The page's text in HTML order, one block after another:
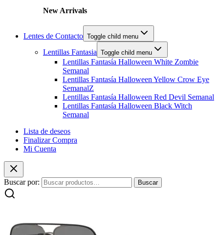
New Arrivals
Lentes de Contacto Toggle child menu
Lentillas Fantasia Toggle child menu
Lentillas Fantasía Halloween White Zombie
Semanal
Lentillas Fantasía Halloween Yellow Crow Eye
SemanalZ
Lentillas Fantasía Halloween Red Devil Semanal
Lentillas Fantasía Halloween Black Witch
Semanal
Lista de deseos
Finalizar Compra
Mi Cuenta
Buscar por: Buscar